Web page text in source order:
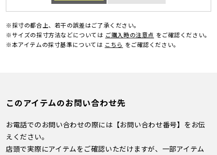
※採寸の都合上、若干の誤差はご了承ください。
※サイズの採寸方法などについては ご購入時の注意点 をご確認ください。
※本アイテムの採寸基準については こちら をご確認ください。
このアイテムのお問い合わせ先
お電話でのお問い合わせの際には【お問い合わせ番号】をお伝
えください。
店頭で実際にアイテムをご確認いただけますが、一部アイテム